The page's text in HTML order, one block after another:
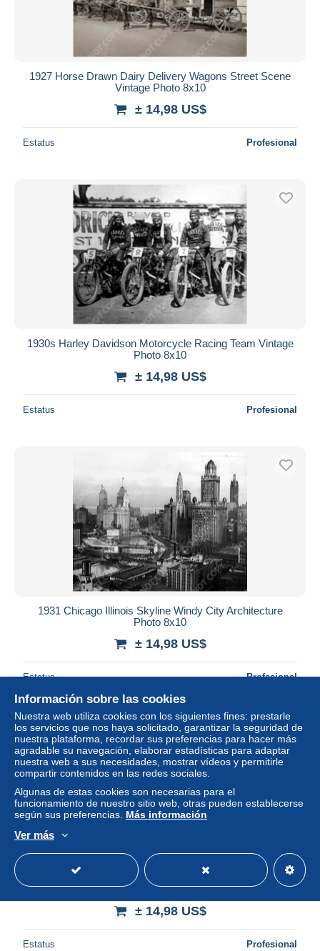
1927 Horse Drawn Dairy Delivery Wagons Street Scene
Vintage Photo 8x10
± 14,98 US$
Estatus Profesional
1930s Harley Davidson Motorcycle Racing Team Vintage
Photo 8x10
± 14,98 US$
Estatus Profesional
1931 Chicago Illinois Skyline Windy City Architecture
Photo 8x10
± 14,98 US$
Estatus Profesional
1931 City Bank Farmers Trust Building New York Art Deco
Photo 8x10
± 14,98 US$
Estatus Profesional
Información sobre las cookies
Nuestra web utiliza cookies con los siguientes fines: prestarle
los servicios que nos haya solicitado, garantizar la seguridad de
nuestra plataforma, recordar sus preferencias para hacer más
agradable su navegación, elaborar estadísticas para adaptar
nuestra web a sus necesidades, mostrar vídeos y permitirle
compartir contenidos en las redes sociales.
Algunas de estas cookies son necesarias para el
funcionamiento de nuestro sitio web, otras pueden establecerse
según sus preferencias. Más información
Ver más